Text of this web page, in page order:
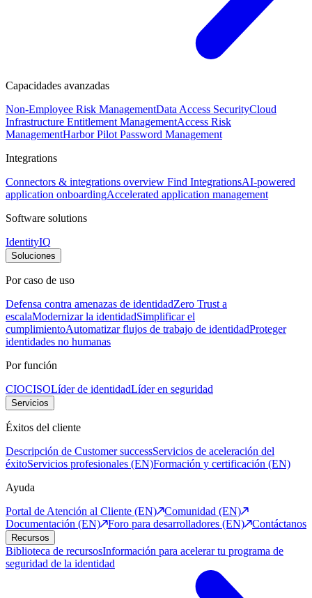
Capacidades avanzadas
Non-Employee Risk ManagementData Access SecurityCloud
Infrastructure Entitlement ManagementAccess Risk
ManagementHarbor Pilot Password Management
Integrations
Connectors & integrations overview Find IntegrationsAI-powered
application onboardingAccelerated application management
Software solutions
IdentityIQ
Soluciones
Por caso de uso
Defensa contra amenazas de identidadZero Trust a
escalaModernizar la identidadSimplificar el
cumplimientoAutomatizar flujos de trabajo de identidadProteger
identidades no humanas
Por función
CIOCISOLíder de identidadLíder en seguridad
Servicios
Éxitos del cliente
Descripción de Customer successServicios de aceleración del
éxitoServicios profesionales (EN)Formación y certificación (EN)
Ayuda
Portal de Atención al Cliente (EN)
Comunidad (EN)
Documentación (EN)
Foro para desarrolladores (EN) Contáctanos
Recursos
Biblioteca de recursosInformación para acelerar tu programa de
seguridad de la identidad